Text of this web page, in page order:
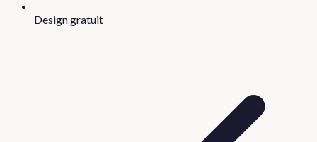
Design gratuit